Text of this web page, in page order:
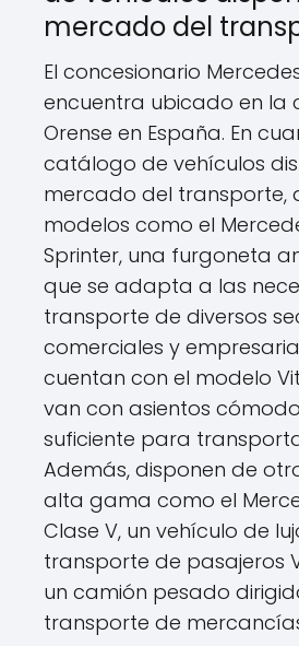
mercado del
El concesionario
encuentra ubicado en la
Orense en España. En
catálogo de vehículos
mercado del transporte,
modelos como el
Sprinter, una furgoneta
que se adapta a las
transporte de diversos
comerciales y
cuentan con el modelo
van con asientos
suficiente para
Además, disponen de
alta gama como el
Clase V, un vehículo de
transporte de pasajeros
un camión pesado
transporte de